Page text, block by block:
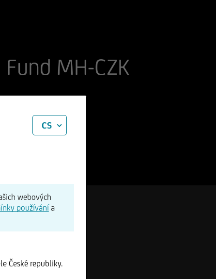
MH-CZK
CS
webových
používánía
České republiky.